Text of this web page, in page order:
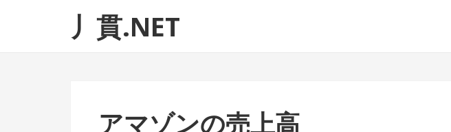
ゲ
テ丿貫.NET
アマゾンの売上高